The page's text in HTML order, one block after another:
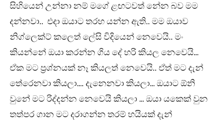
සිහියෙන් උන්නා නම් මගේ ළඟටවත් නේන බව මම
දන්නවා.. එදා ඔයාට තරහ යන්න ඇති.. මම ඔයාව
නිග්ලෙක්ට් කලෙත් ලේසි විදියෙන් නෙවෙයි.. මං
කියන්නේ ඔයා කරන්න ගිය දේ හරි කියල නෙවෙයි…
ඒක මට ප්‍රශ්නයක් නෑ කියලත් නෙවෙයි.. ඒත් මට දැන්
තේරෙනවා කියලා…. දැනෙනවා කියලා… ඔයාට ඕනි
වුනේ මට රිද්දන්න නෙවෙයි කියලා … ඔයා යකෙක් වුන
තත්පර ගාන මට දරාගන්න තරම් හයියක් දැන්